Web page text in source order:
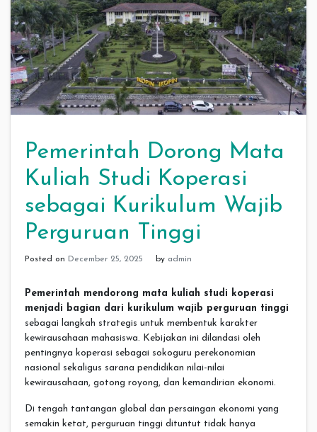
Pemerintah Dorong Mata
Kuliah Studi Koperasi
sebagai Kurikulum Wajib
Perguruan Tinggi
Posted on December 25, 2025 by admin
Pemerintah mendorong mata kuliah studi koperasi
menjadi bagian dari kurikulum wajib perguruan tinggi
sebagai langkah strategis untuk membentuk karakter
kewirausahaan mahasiswa. Kebijakan ini dilandasi oleh
pentingnya koperasi sebagai sokoguru perekonomian
nasional sekaligus sarana pendidikan nilai-nilai
kewirausahaan, gotong royong, dan kemandirian ekonomi.
Di tengah tantangan global dan persaingan ekonomi yang
semakin ketat, perguruan tinggi dituntut tidak hanya